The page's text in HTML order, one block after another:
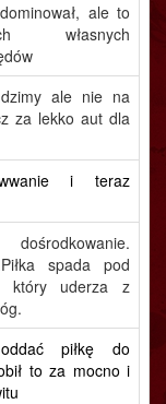
ale to
własnych
ale nie na
za lekko aut dla
i teraz
spada pod
który uderza z
piłkę do
to za mocno i